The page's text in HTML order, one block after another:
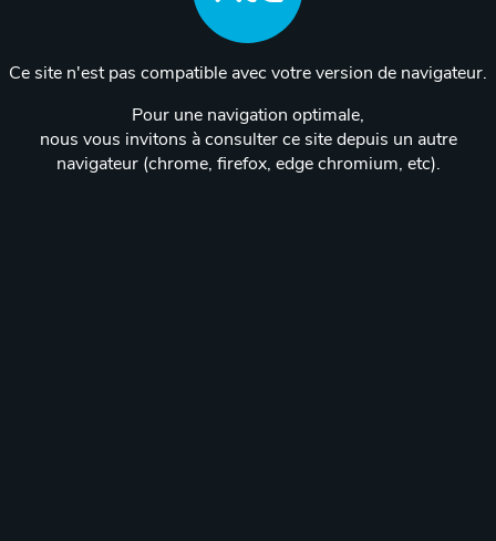
Ce site n'est pas compatible avec votre version de navigateur.
Pour une navigation optimale,
nous vous invitons à consulter ce site depuis un autre
navigateur (chrome, firefox, edge chromium, etc).